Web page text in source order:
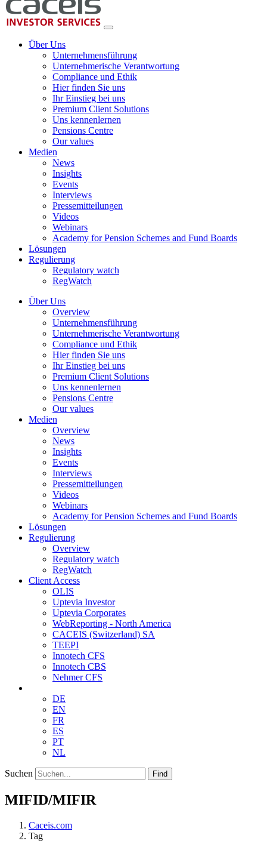
Über Uns
Unternehmensführung
Unternehmerische Verantwortung
Compliance und Ethik
Hier finden Sie uns
Ihr Einstieg bei uns
Premium Client Solutions
Uns kennenlernen
Pensions Centre
Our values
Medien
News
Insights
Events
Interviews
Pressemitteilungen
Videos
Webinars
Academy for Pension Schemes and Fund Boards
Lösungen
Regulierung
Regulatory watch
RegWatch
Über Uns
Overview
Unternehmensführung
Unternehmerische Verantwortung
Compliance und Ethik
Hier finden Sie uns
Ihr Einstieg bei uns
Premium Client Solutions
Uns kennenlernen
Pensions Centre
Our values
Medien
Overview
News
Insights
Events
Interviews
Pressemitteilungen
Videos
Webinars
Academy for Pension Schemes and Fund Boards
Lösungen
Regulierung
Overview
Regulatory watch
RegWatch
Client Access
OLIS
Uptevia Investor
Uptevia Corporates
WebReporting - North America
CACEIS (Switzerland) SA
TEEPI
Innotech CFS
Innotech CBS
Nehmer CFS
DE
EN
FR
ES
PT
NL
Suchen Find
MIFID/MIFIR
Caceis.com
Tag